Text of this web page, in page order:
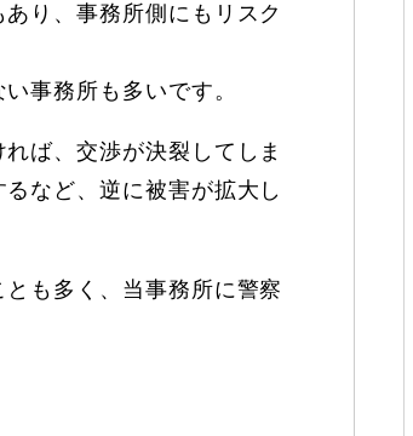
り、事務所側にもリスク
事務所も多いです。
ば、交渉が決裂してしま
など、逆に被害が拡大し
も多く、当事務所に警察